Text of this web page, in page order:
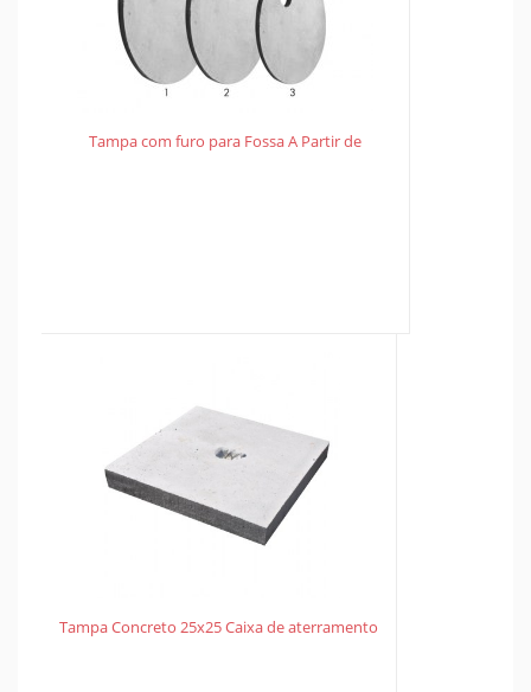
Tampa com furo para Fossa A Partir de
Tampa Concreto 25x25 Caixa de aterramento